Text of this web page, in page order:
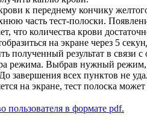
к переднему кончику
часть тест-полоски.
что количества крови
на экране через 5
полученный результат в связи
режима. Выбрав нужный режим,
завершения всех пунктов не
на экране, тест полоска
пользователя в формате pdf.